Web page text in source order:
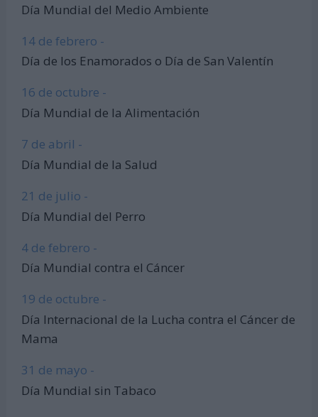
Día Mundial del Medio Ambiente
14 de febrero -
Día de los Enamorados o Día de San Valentín
16 de octubre -
Día Mundial de la Alimentación
7 de abril -
Día Mundial de la Salud
21 de julio -
Día Mundial del Perro
4 de febrero -
Día Mundial contra el Cáncer
19 de octubre -
Día Internacional de la Lucha contra el Cáncer de
Mama
31 de mayo -
Día Mundial sin Tabaco